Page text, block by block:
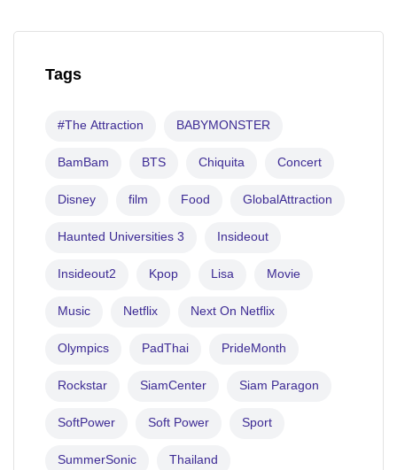
Tags
#The Attraction BABYMONSTER
BamBam BTS Chiquita Concert
Disney film Food GlobalAttraction
Haunted Universities 3 Insideout
Insideout2 Kpop Lisa Movie
Music Netflix Next On Netflix
Olympics PadThai PrideMonth
Rockstar SiamCenter Siam Paragon
SoftPower Soft Power Sport
SummerSonic Thailand